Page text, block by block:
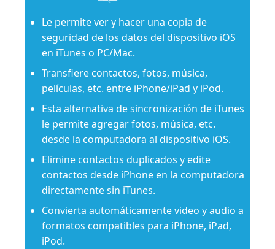
Le permite ver y hacer una copia de
seguridad de los datos del dispositivo iOS
en iTunes o PC/Mac.
Transfiere contactos, fotos, música,
películas, etc. entre iPhone/iPad y iPod.
Esta alternativa de sincronización de iTunes
le permite agregar fotos, música, etc.
desde la computadora al dispositivo iOS.
Elimine contactos duplicados y edite
contactos desde iPhone en la computadora
directamente sin iTunes.
Convierta automáticamente video y audio a
formatos compatibles para iPhone, iPad,
iPod.